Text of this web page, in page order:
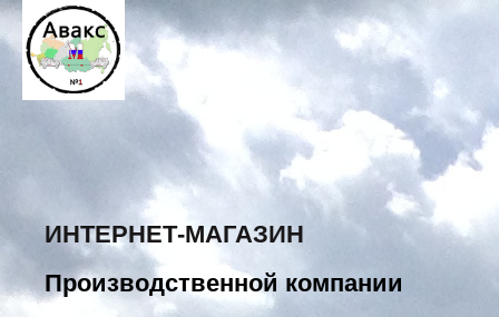
ИНТЕРНЕТ-МАГАЗИН
Производственной компании